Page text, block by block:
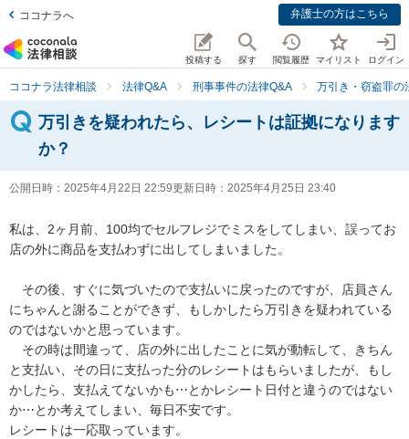
ココナラへ 弁護士の方はこちら
投稿する 探す 閲覧履歴 マイリスト ログイン
ココナラ法律相談 法律Q&A 刑事事件の法律Q&A 万引き・窃盗罪の
万引きを疑われたら、レシートは証拠になります
か？
公開日時： 2025年4月22日 22:59更新日時： 2025年4月25日 23:40
私は、2ヶ月前、100均でセルフレジでミスをしてしまい、誤ってお
店の外に商品を支払わずに出してしまいました。
その後、すぐに気づいたので支払いに戻ったのですが、店員さん
にちゃんと謝ることができず、もしかしたら万引きを疑われている
のではないかと思っています。
その時は間違って、店の外に出したことに気が動転して、きちん
と支払い、その日に支払った分のレシートはもらいましたが、もし
かしたら、支払えてないかも⋯とかレシート日付と違うのではない
か⋯とか考えてしまい、毎日不安です。
レシートは一応取っています。